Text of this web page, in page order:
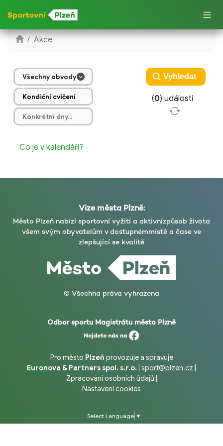
Akce
Všechny obvody
(0) událostí
Co je v kalendáři?
Vize města Plzně:
Město Plzeň nabízí sportovní vyžití a aktivnízpůsob života
všem svým obyvatelům v dostupnémmístě a čase ve
zlepšující se kvalitě
© Všechna práva vyhrazena
Odbor sportu Magistrátu města Plzně
Pro město Plzeň provozuje a spravuje
Euronova & Partners spol. s.r.o. sport@plzen.cz
Zpracování osobních údajů
Nastavení cookies
Select Language ▼